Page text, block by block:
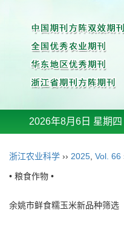
2026年8月6日 星期四
浙江农业科学 ›› 2025 Vol. 66
• 粮食作物 •
余姚市鲜食糯玉米新品种筛选